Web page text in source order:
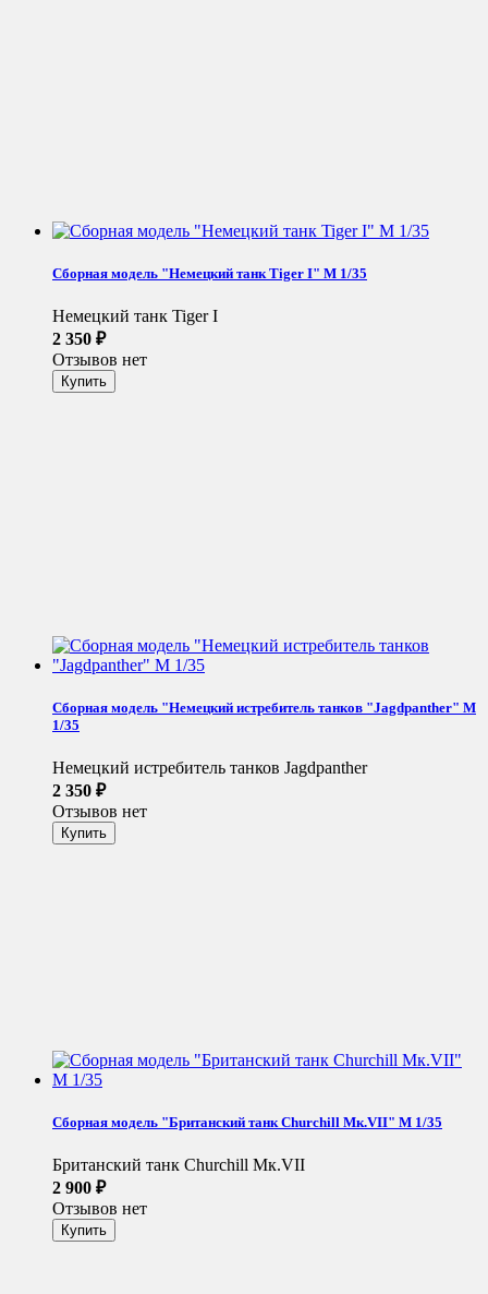
Сборная модель "Немецкий танк Tiger I" М 1/35
Немецкий танк Tiger I
2 350 ₽
Отзывов нет
Сборная модель "Немецкий истребитель танков "Jagdpanther" М
1/35
Немецкий истребитель танков Jagdpanther
2 350 ₽
Отзывов нет
Сборная модель "Британский танк Churchill Мк.VII" М 1/35
Британский танк Churchill Мк.VII
2 900 ₽
Отзывов нет